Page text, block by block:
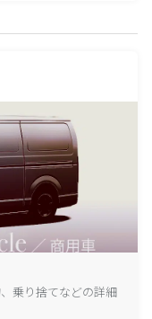
乗り捨てなどの詳細